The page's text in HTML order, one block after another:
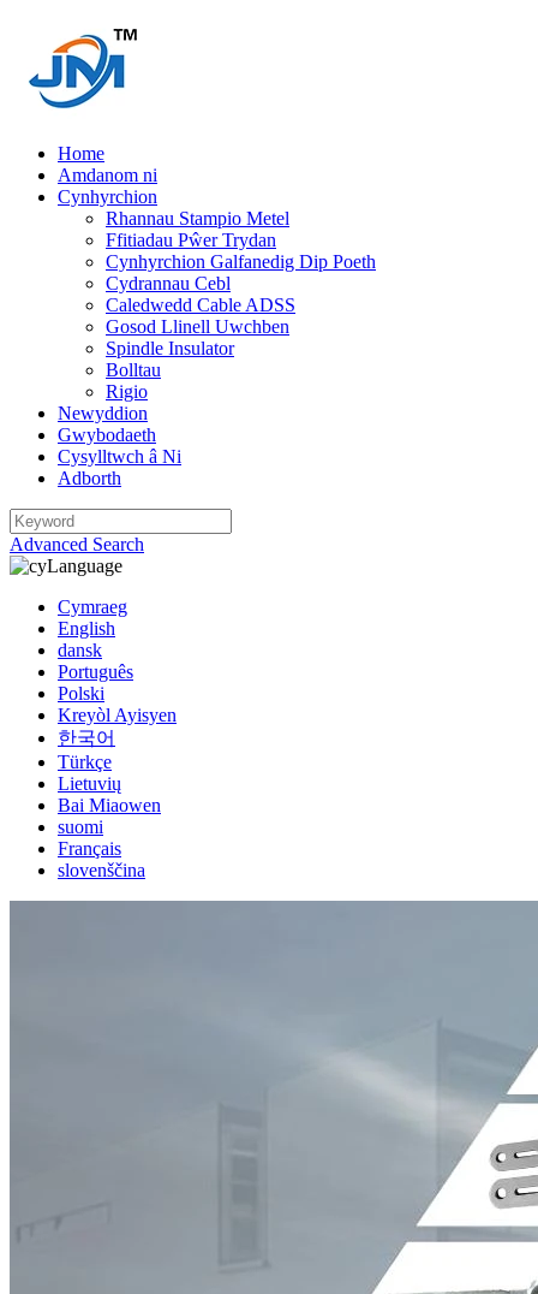
Home
Amdanom ni
Cynhyrchion
Rhannau Stampio Metel
Ffitiadau Pŵer Trydan
Cynhyrchion Galfanedig Dip Poeth
Cydrannau Cebl
Caledwedd Cable ADSS
Gosod Llinell Uwchben
Spindle Insulator
Bolltau
Rigio
Newyddion
Gwybodaeth
Cysylltwch â Ni
Adborth
Advanced Search
Language
Cymraeg
English
dansk
Português
Polski
Kreyòl Ayisyen
한국어
Türkçe
Lietuvių
Bai Miaowen
suomi
Français
slovenščina